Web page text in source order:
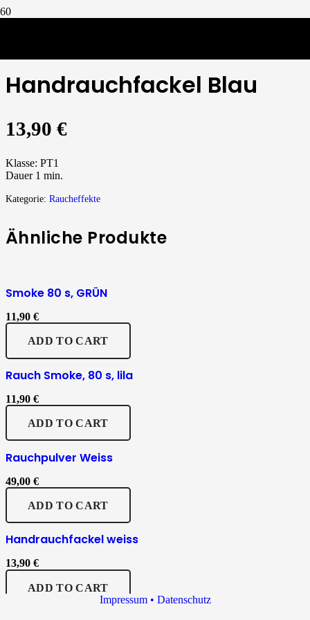
Handrauchfackel Blau
13,90 €
Klasse: PT1
Dauer 1 min.
Kategorie: Raucheffekte
Ähnliche Produkte
Smoke 80 s, GRÜN
11,90 €
ADD TO CART
Rauch Smoke, 80 s, lila
11,90 €
ADD TO CART
Rauchpulver Weiss
49,00 €
ADD TO CART
Handrauchfackel weiss
13,90 €
ADD TO CART
Impressum • Datenschutz